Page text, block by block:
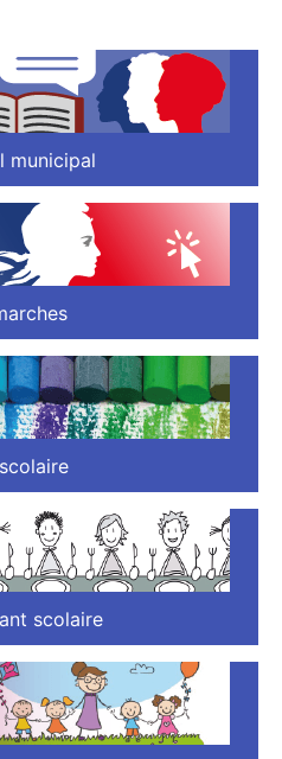
municipal
scolaire